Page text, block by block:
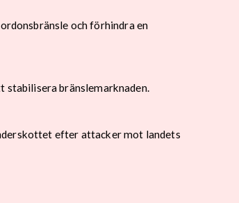
och förhindra en
stabilisera bränslemarknaden.
efter attacker mot landets